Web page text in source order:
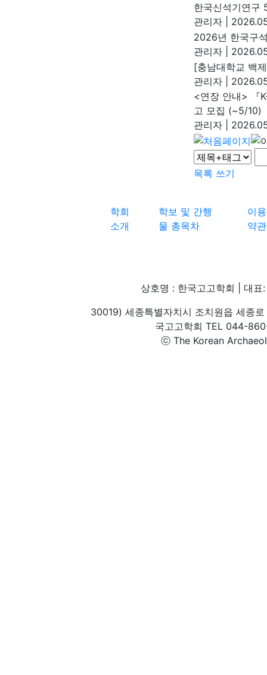
한국신석기연구
관리자
2026년 한국구
관리자
[충남대학교 백
관리자
<연장 안내> 『
고 모집 (~5/10)
관리자
목록 쓰기
학회
소개
학보 및 간행
물 총목차
이용
약관
상호명 : 한국고고학회 | 대
30019) 세종특별자치시 조치원읍 세종
국고고학회 TEL 044-
ⓒ The Korean